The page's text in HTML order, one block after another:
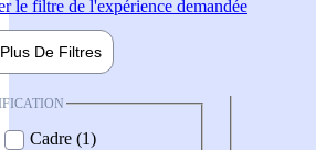
le filtre de l'expérience demandée
Plus De Filtres
Cadre (1)